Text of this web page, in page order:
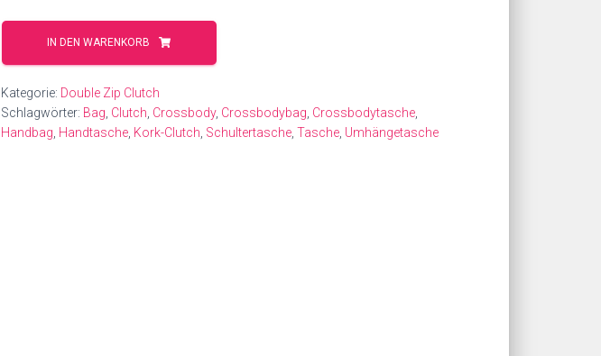
Leopard
grau
blauem
Kork
Menge
IN DEN WARENKORB
Kategorie: Double Zip Clutch
Schlagwörter: Bag Clutch Crossbody, Crossbodybag Crossbodytasche
Handbag Handtasche Kork-Clutch Schultertasche Tasche Umhängetasche